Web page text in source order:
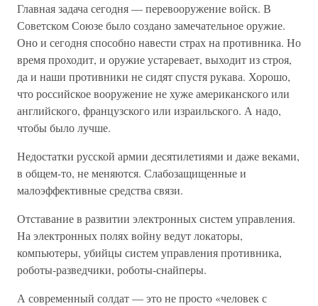
Главная задача сегодня — перевооружение войск. В
Советском Союзе было создано замечательное оружие.
Оно и сегодня способно навести страх на противника. Но
время проходит, и оружие устаревает, выходит из строя,
да и наши противники не сидят спустя рукава. Хорошо,
что российское вооружение не хуже американского или
английского, французского или израильского. А надо,
чтобы было лучше.
Недостатки русской армии десятилетиями и даже веками,
в общем-то, не меняются. Слабозащищенные и
малоэффективные средства связи.
Отставание в развитии электронных систем управления.
На электронных полях войну ведут локаторы,
компьютеры, убийцы систем управления противника,
роботы-разведчики, роботы-снайперы.
А современный солдат — это не просто «человек с